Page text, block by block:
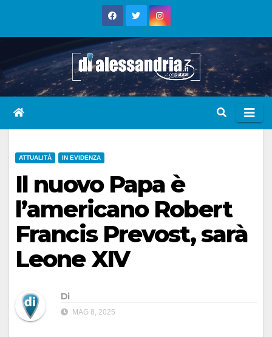
ATTUALITÀ IN EVIDENZA
Il nuovo Papa è
l’americano Robert
Francis Prevost, sarà
Leone XIV
Di
MAG 8, 2025